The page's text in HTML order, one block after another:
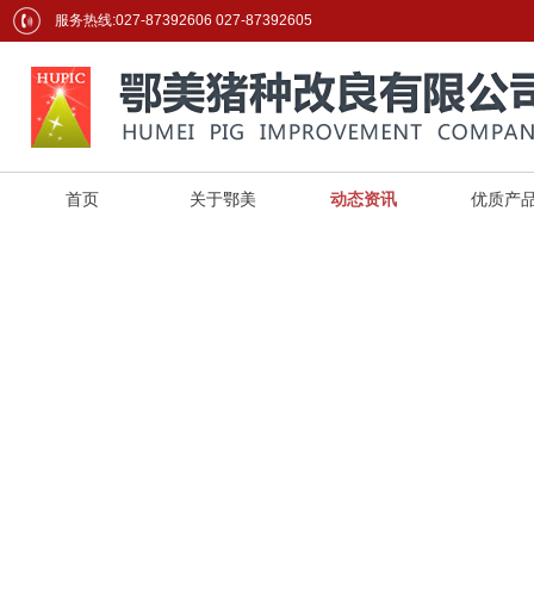
服务热线:027-87392606 027-87392605
首页 关于鄂美 动态资讯 优质产